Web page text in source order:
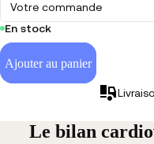
Votre commande
En stock
Ajouter au panier
Le bilan